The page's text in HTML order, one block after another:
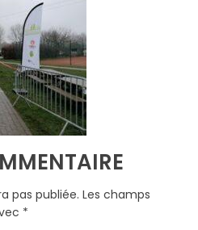
pas publiée. Les champs
*